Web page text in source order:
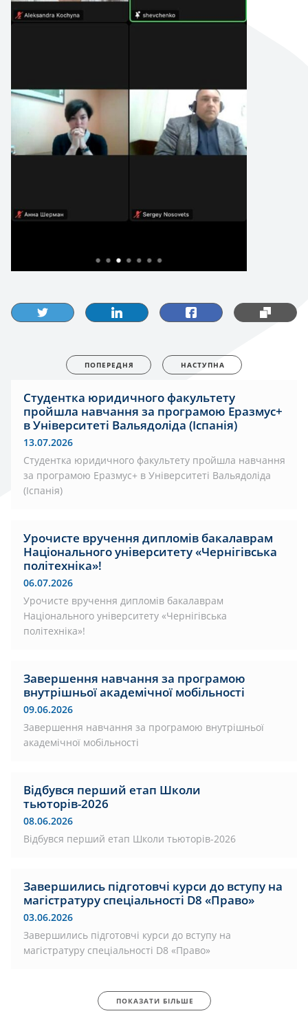
ПОПЕРЕДНЯ НАСТУПНА
Студентка юридичного факультету
пройшла навчання за програмою Еразмус+
в Університеті Вальядоліда (Іспанія)
13.07.2026
Студентка юридичного факультету пройшла навчання
за програмою Еразмус+ в Університеті Вальядоліда
(Іспанія)
Урочисте вручення дипломів бакалаврам
Національного університету «Чернігівська
політехніка»!
06.07.2026
Урочисте вручення дипломів бакалаврам
Національного університету «Чернігівська
політехніка»!
Завершення навчання за програмою
внутрішньої академічної мобільності
09.06.2026
Завершення навчання за програмою внутрішньої
академічної мобільності
Відбувся перший етап Школи
тьюторів-2026
08.06.2026
Відбувся перший етап Школи тьюторів-2026
Завершились підготовчі курси до вступу на
магістратуру спеціальності D8 «Право»
03.06.2026
Завершились підготовчі курси до вступу на
магістратуру спеціальності D8 «Право»
ПОКАЗАТИ БІЛЬШЕ